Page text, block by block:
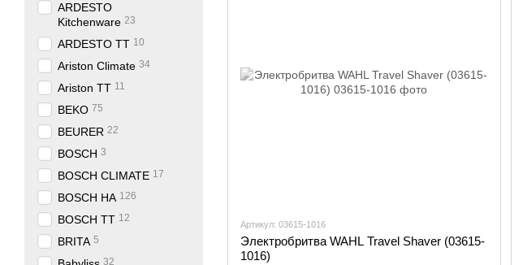
Артикул: 03615-1016
Электробритва WAHL Travel Shaver (03615-
1016)
ARDESTO
Kitchenware 23
ARDESTO TT 10
Ariston Climate 34
Ariston TT 11
BEKO 75
BEURER 22
BOSCH 3
BOSCH CLIMATE 17
BOSCH HA 126
BOSCH TT 12
BRITA 5
32